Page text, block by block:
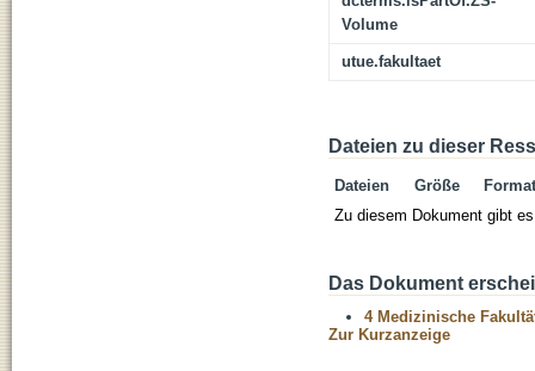
Volume
utue.fakultaet
Dateien zu dieser
Dateien Größe
Format
Zu diesem Dokument gibt
Das Dokument
4 Medizinische
Zur Kurzanzeige